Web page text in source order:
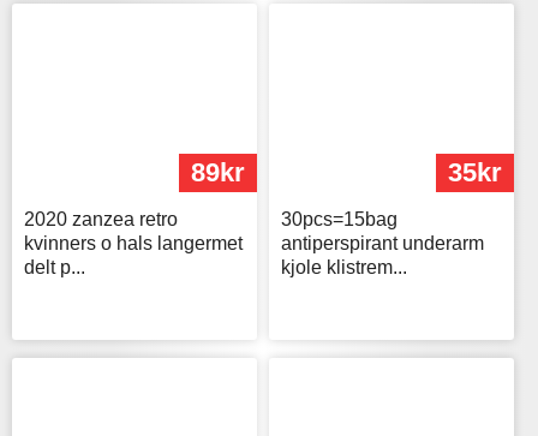
89kr
2020 zanzea retro
kvinners o hals langermet
delt p...
35kr
30pcs=15bag
antiperspirant underarm
kjole klistrem...